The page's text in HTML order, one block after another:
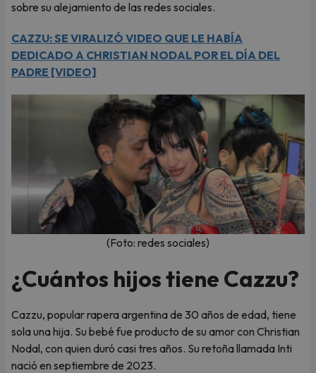
sobre su alejamiento de las redes sociales.
CAZZU: SE VIRALIZÓ VIDEO QUE LE HABÍA
DEDICADO A CHRISTIAN NODAL POR EL DÍA DEL
PADRE [VIDEO]
(Foto: redes sociales)
¿Cuántos hijos tiene Cazzu?
Cazzu, popular rapera argentina de 30 años de edad, tiene
sola una hija. Su bebé fue producto de su amor con Christian
Nodal, con quien duró casi tres años. Su retoña llamada Inti
nació en septiembre de 2023.